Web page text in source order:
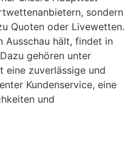
sondern
Quoten oder Livewetten.
Ausschau hält, findet in
gehören unter
eine zuverlässige und
Kundenservice, eine
und